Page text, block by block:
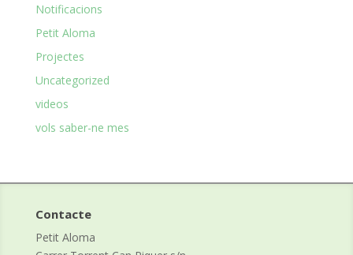
Notificacions
Petit Aloma
Projectes
Uncategorized
videos
vols saber-ne mes
Contacte
Petit Aloma